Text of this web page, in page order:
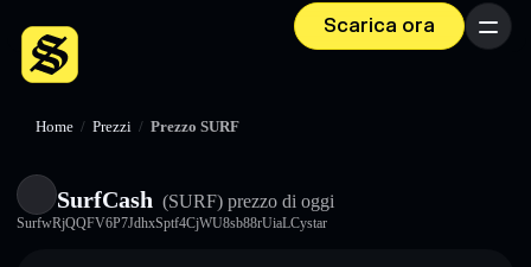
Scarica ora Menu
Home / Prezzi / Prezzo SURF
SurfCash (SURF) prezzo di oggi
SurfwRjQQFV6P7JdhxSptf4CjWU8sb88rUiaLCystar